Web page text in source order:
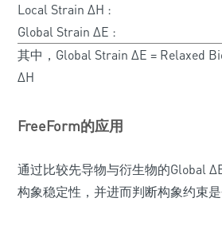
Local Strain ΔH :
Global Strain ΔE :
其中，Global Strain ΔE = Relaxed
ΔH
FreeForm的应用
通过比较先导物与衍生物的Global
构象稳定性，并进而判断构象约束是